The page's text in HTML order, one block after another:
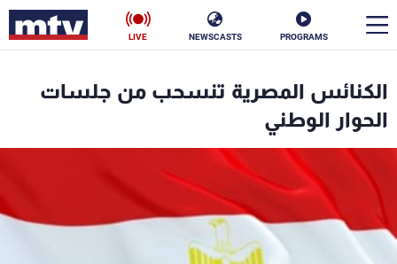
PROGRAMS
NEWSCASTS
LIVE
الكنائس المصرية تنسحب من جلسات
الحوار الوطني
الأخبار
سياسة
منوعات رياضة